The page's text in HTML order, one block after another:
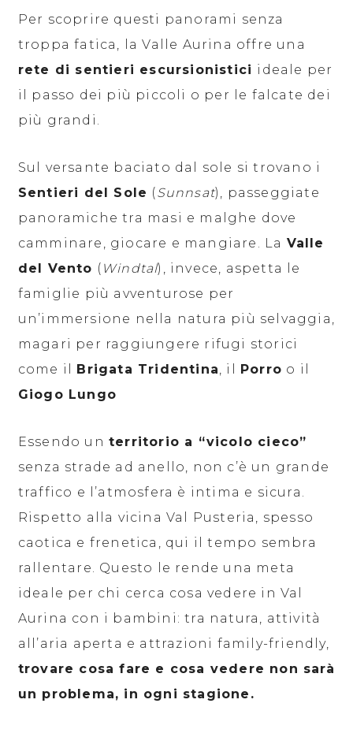
Per scoprire questi panorami senza
troppa fatica, la Valle Aurina offre una
rete di sentieri escursionistici ideale per
il passo dei più piccoli o per le falcate dei
più grandi.
Sul versante baciato dal sole si trovano i
Sentieri del Sole ( Sunnsat), passeggiate
panoramiche tra masi e malghe dove
camminare, giocare e mangiare. La Valle
del Vento ( Windtal), invece, aspetta le
famiglie più avventurose per
un’immersione nella natura più selvaggia,
magari per raggiungere rifugi storici
come il
Brigata Tridentina, il Porro o il
Giogo Lungo
Essendo unterritorio a “vicolo cieco”
senza strade ad anello, non c’è un grande
traffico e l’atmosfera è intima e sicura.
Rispetto alla vicina Val Pusteria, spesso
caotica e frenetica, qui il tempo sembra
rallentare. Questo le rende una meta
ideale per chi cerca cosa vedere in Val
Aurina con i bambini: tra natura, attività
all’aria aperta e attrazioni family-friendly,
trovare cosa fare e cosa vedere non sarà
un problema, in ogni stagione.